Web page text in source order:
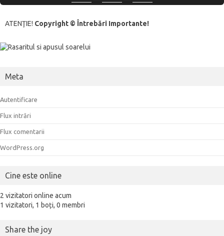
ATENŢIE! Copyright © Întrebări Importante!
Meta
Autentificare
Flux intrări
Flux comentarii
WordPress.org
Cine este online
2 vizitatori online acum
1 vizitatori, 1 boți, 0 membri
Share the joy